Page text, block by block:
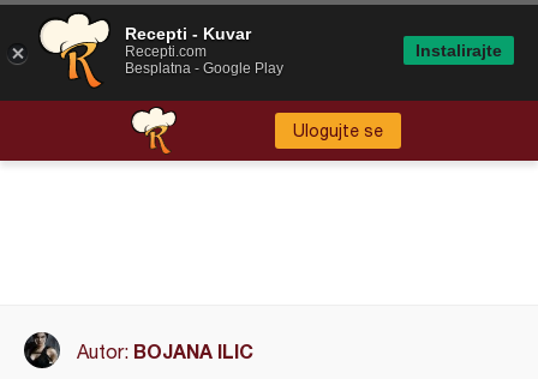
Ulogujte se
Autor: BOJANA ILIC
Recepti - Kuvar
Recepti.com
Besplatna - Google Play
Instalirajte